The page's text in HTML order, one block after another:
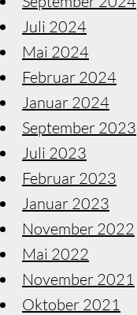
Juli 2024
Mai 2024
Februar 2024
Januar 2024
September 2023
Juli 2023
Februar 2023
Januar 2023
November 2022
Mai 2022
November 2021
Oktober 2021